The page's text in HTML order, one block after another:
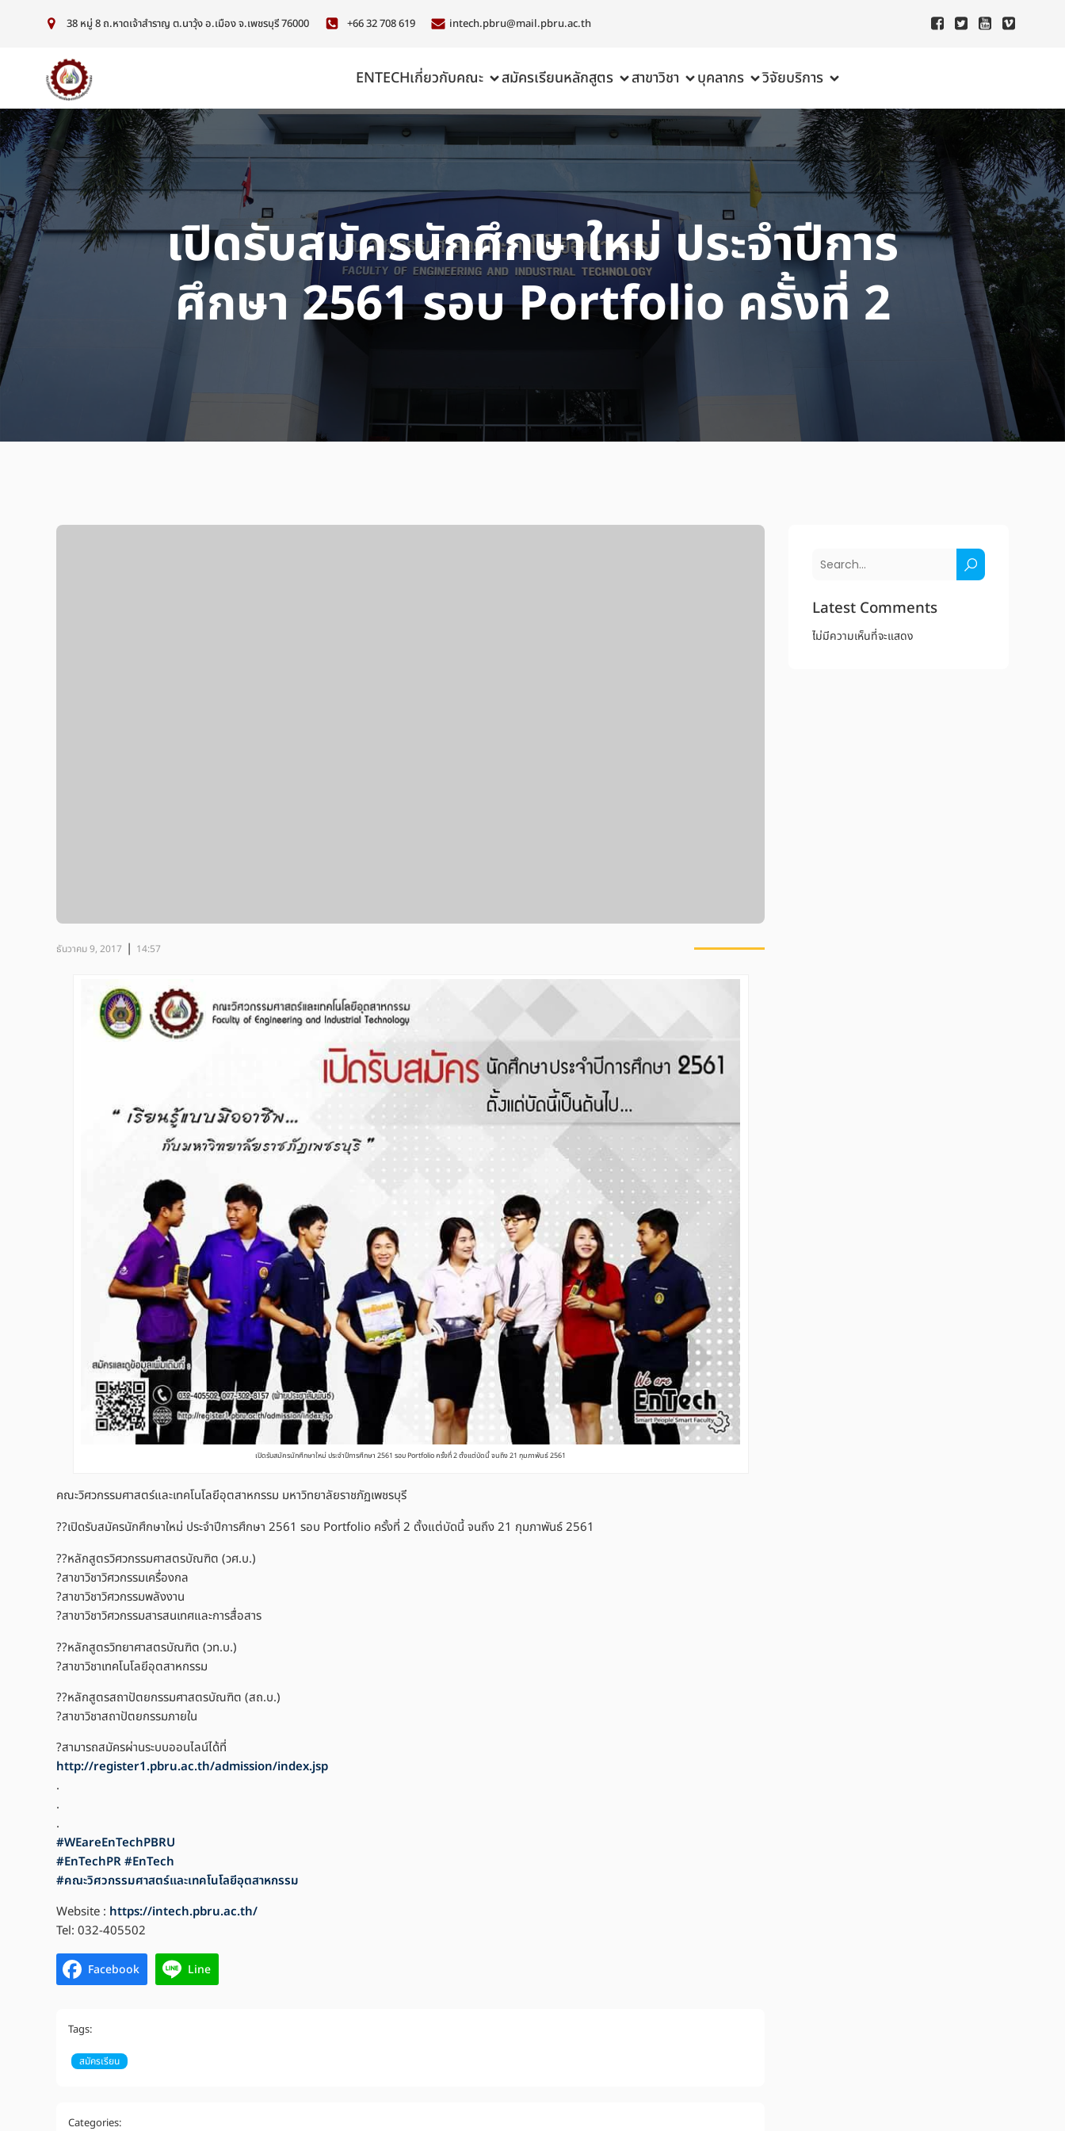
38 หมู่ 8 ถ.หาดเจ้าสำราญ ต.นาวุ้ง อ.เมือง จ.เพชรบุรี 76000 +66 32 708 619 intech.pbru@mail.pbru.ac.th
ENTECHเกี่ยวกับคณะ สมัครเรียนหลักสูตร สาขาวิชา บุคลากร วิจัยบริการ
เปิดรับสมัครนักศึกษาใหม่ ประจำปีการ
ศึกษา 2561 รอบ Portfolio ครั้งที่ 2
ธันวาคม 9, 2017 | 14:57
เปิดรับสมัครนักศึกษาใหม่ ประจำปีการศึกษา 2561 รอบ Portfolio ครั้งที่ 2 ตั้งแต่บัดนี้ จนถึง 21 กุมภาพันธ์ 2561
คณะวิศวกรรมศาสตร์และเทคโนโลยีอุตสาหกรรม มหาวิทยาลัยราชภัฏเพชรบุรี
?‍?เปิดรับสมัครนักศึกษาใหม่ ประจำปีการศึกษา 2561 รอบ Portfolio ครั้งที่ 2 ตั้งแต่บัดนี้ จนถึง 21 กุมภาพันธ์ 2561
?‍?หลักสูตรวิศวกรรมศาสตรบัณฑิต (วศ.บ.)
?สาขาวิชาวิศวกรรมเครื่องกล
?สาขาวิชาวิศวกรรมพลังงาน
?สาขาวิชาวิศวกรรมสารสนเทศและการสื่อสาร
?‍?หลักสูตรวิทยาศาสตรบัณฑิต (วท.บ.)
?สาขาวิชาเทคโนโลยีอุตสาหกรรม
?‍?หลักสูตรสถาปัตยกรรมศาสตรบัณฑิต (สถ.บ.)
?สาขาวิชาสถาปัตยกรรมภายใน
?สามารถสมัครผ่านระบบออนไลน์ได้ที่
http://register1.pbru.ac.th/admission/index.jsp
.
.
.
#WEareEnTechPBRU
#EnTechPR#EnTech
#คณะวิศวกรรมศาสตร์และเทคโนโลยีอุตสาหกรรม
Website : https://intech.pbru.ac.th/
Tel: 032-405502
Facebook Line
Tags:
สมัครเรียน
Categories:
Latest Comments
ไม่มีความเห็นที่จะแสดง